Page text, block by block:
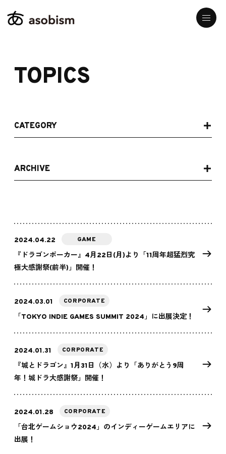
TOPICS
2024.04.22 GAME
『ドラゴンポーカー』4月22日(月)より「11周年超猛烈究
極大感謝祭(前半)」開催！
2024.03.01 CORPORATE
「TOKYO INDIE GAMES SUMMIT 2024」に出展決定！
2024.01.31 CORPORATE
『城とドラゴン』1月31日（水）より「ありがとう9周
年！城ドラ大感謝祭」開催！
2024.01.28 CORPORATE
「台北ゲームショウ2024」のインディーゲームエリアに
出展！
CATEGORY
ARCHIVE